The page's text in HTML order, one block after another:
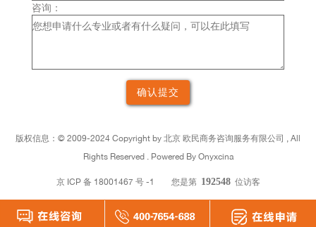
咨询：
版权信息：© 2009-2024 Copyright by 北京 欧民商务咨询服务有限公司 , All
Rights Reserved . Powered By Onyxcina
京 ICP 备 18001467 号 -1 您是第 192548位访客